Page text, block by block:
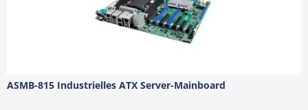
ASMB-815 Industrielles ATX Server-Mainboard